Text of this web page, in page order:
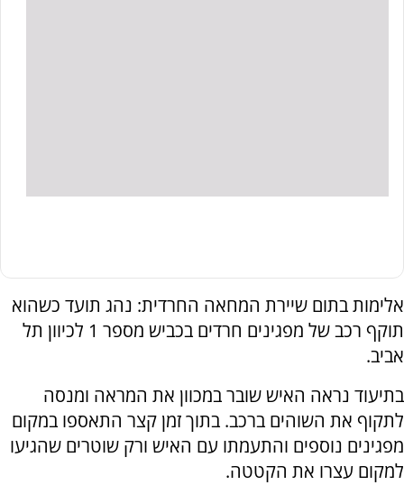
אלימות בתום שיירת המחאה החרדית: נהג תועד כשהוא
תוקף רכב של מפגינים חרדים בכביש מספר 1 לכיוון תל
אביב.
בתיעוד נראה האיש שובר במכוון את המראה ומנסה
לתקוף את השוהים ברכב. בתוך זמן קצר התאספו במקום
מפגינים נוספים והתעמתו עם האיש ורק שוטרים שהגיעו
למקום עצרו את הקטטה.